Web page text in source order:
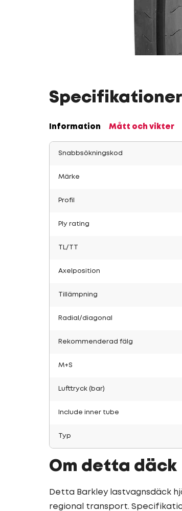
Specifikationer
Information Mått och vikter
Snabbsökningskod
Märke
Profil
Ply rating
TL/TT
Axelposition
Tillämpning
Radial/diagonal
Rekommenderad fälg
M+S
Lufttryck (bar)
Include inner tube
Typ
Om detta däck
Detta Barkley lastvagnsdäck
regional transport.